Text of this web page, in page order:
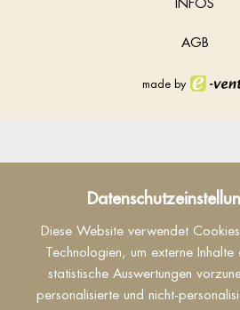
Diese Website verwendet
Technologien, um externe Inhalte
statistische Auswertungen
personalisierte und nicht-
AGB
made by
Datenschutz
Dieser Inhalt ist nur sichtbar
von "Facebook" akzeptieren.
Akzeptieren